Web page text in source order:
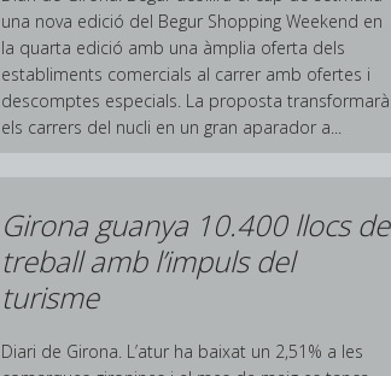
una nova edició del Begur Shopping Weekend en
la quarta edició amb una àmplia oferta dels
establiments comercials al carrer amb ofertes i
descomptes especials. La proposta transformarà
els carrers del nucli en un gran aparador a...
Girona guanya 10.400 llocs de
treball amb l’impuls del
turisme
Diari de Girona. L’atur ha baixat un 2,51% a les